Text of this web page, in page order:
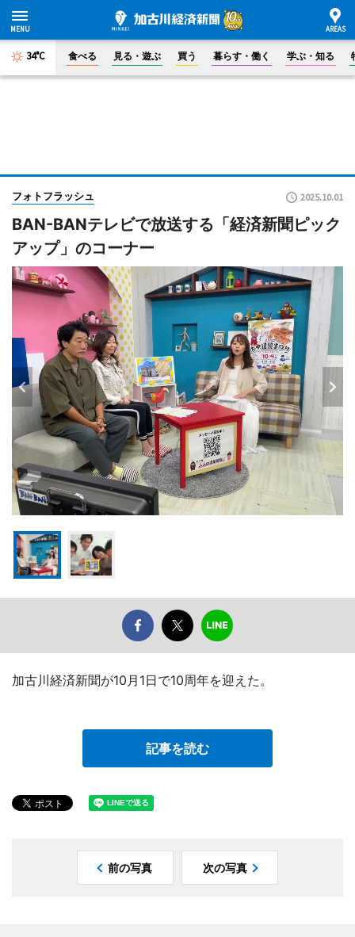
34°C 食べる 見る・遊ぶ 買う 暮らす・働く 学ぶ・知る
フォトフラッシュ 2025.10.01
BAN-BANテレビで放送する「経済新聞ピック
アップ」のコーナー
加古川経済新聞が10月1日で10周年を迎えた。
記事を読む
前の写真 次の写真